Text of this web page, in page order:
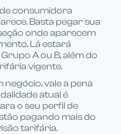
consumidora
Basta pegar sua
onde aparecem
Lá estará
A ou B, além do
vigente.
vale a pena
atual é
o seu perfil de
pagando mais do
tarifária.